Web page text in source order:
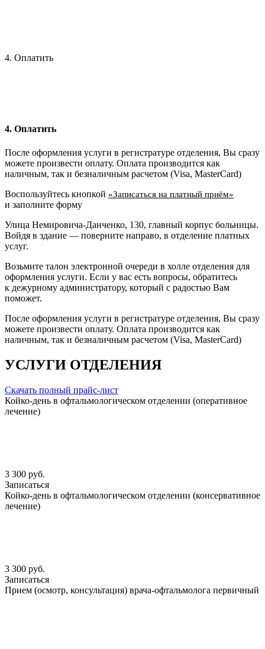
4. Оплатить
4. Оплатить
После оформления услуги в регистратуре отделения, Вы сразу
можете произвести оплату. Оплата производится как
наличным, так и безналичным расчетом (Visa, MasterCard)
Воспользуйтесь кнопкой «Записаться на платный приём»
и заполните форму
Улица Немировича-Данченко, 130, главный корпус больницы.
Войдя в здание — поверните направо, в отделение платных
услуг.
Возьмите талон электронной очереди в холле отделения для
оформления услуги. Если у вас есть вопросы, обратитесь
к дежурному администратору, который с радостью Вам
поможет.
После оформления услуги в регистратуре отделения, Вы сразу
можете произвести оплату. Оплата производится как
наличным, так и безналичным расчетом (Visa, MasterCard)
УСЛУГИ ОТДЕЛЕНИЯ
Скачать полный прайс-лист
Койко-день в офтальмологическом отделении (оперативное
лечение)
3 300 руб.
Записаться
Койко-день в офтальмологическом отделении (консервативное
лечение)
3 300 руб.
Записаться
Прием (осмотр, консультация) врача-офтальмолога первичный